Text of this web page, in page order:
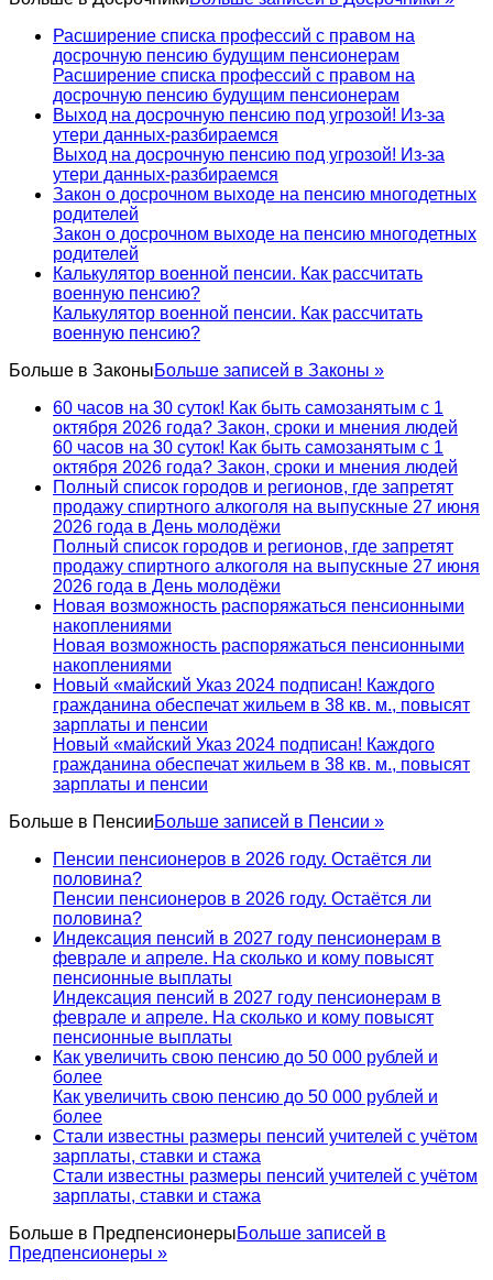
Расширение списка профессий с правом на
досрочную пенсию будущим пенсионерам
Расширение списка профессий с правом на
досрочную пенсию будущим пенсионерам
Выход на досрочную пенсию под угрозой! Из-за
утери данных-разбираемся
Выход на досрочную пенсию под угрозой! Из-за
утери данных-разбираемся
Закон о досрочном выходе на пенсию многодетных
родителей
Закон о досрочном выходе на пенсию многодетных
родителей
Калькулятор военной пенсии. Как рассчитать
военную пенсию?
Калькулятор военной пенсии. Как рассчитать
военную пенсию?
Больше в ЗаконыБольше записей в Законы »
60 часов на 30 суток! Как быть самозанятым с 1
октября 2026 года? Закон, сроки и мнения людей
60 часов на 30 суток! Как быть самозанятым с 1
октября 2026 года? Закон, сроки и мнения людей
Полный список городов и регионов, где запретят
продажу спиртного алкоголя на выпускные 27 июня
2026 года в День молодёжи
Полный список городов и регионов, где запретят
продажу спиртного алкоголя на выпускные 27 июня
2026 года в День молодёжи
Новая возможность распоряжаться пенсионными
накоплениями
Новая возможность распоряжаться пенсионными
накоплениями
Новый «майский Указ 2024 подписан! Каждого
гражданина обеспечат жильем в 38 кв. м., повысят
зарплаты и пенсии
Новый «майский Указ 2024 подписан! Каждого
гражданина обеспечат жильем в 38 кв. м., повысят
зарплаты и пенсии
Больше в ПенсииБольше записей в Пенсии »
Пенсии пенсионеров в 2026 году. Остаётся ли
половина?
Пенсии пенсионеров в 2026 году. Остаётся ли
половина?
Индексация пенсий в 2027 году пенсионерам в
феврале и апреле. На сколько и кому повысят
пенсионные выплаты
Индексация пенсий в 2027 году пенсионерам в
феврале и апреле. На сколько и кому повысят
пенсионные выплаты
Как увеличить свою пенсию до 50 000 рублей и
более
Как увеличить свою пенсию до 50 000 рублей и
более
Стали известны размеры пенсий учителей с учётом
зарплаты, ставки и стажа
Стали известны размеры пенсий учителей с учётом
зарплаты, ставки и стажа
Больше в ПредпенсионерыБольше записей в
Предпенсионеры »